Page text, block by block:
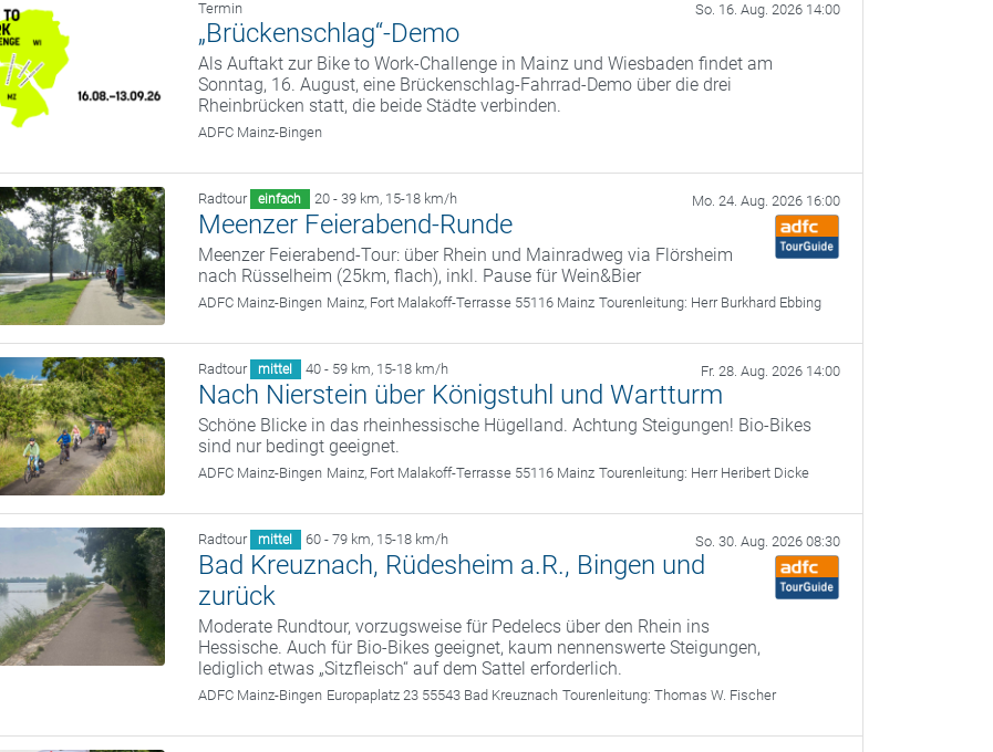
Termin So. 16. Aug. 2026 14:00
„Brückenschlag“-Demo
Als Auftakt zur Bike to Work-Challenge in Mainz und Wiesbaden findet am
Sonntag, 16. August, eine Brückenschlag-Fahrrad-Demo über die drei
Rheinbrücken statt, die beide Städte verbinden.
ADFC Mainz-Bingen
Radtour einfach 20 - 39 km, 15-18 km/h Mo. 24. Aug. 2026 16:00
Meenzer Feierabend-Runde
Meenzer Feierabend-Tour: über Rhein und Mainradweg via Flörsheim
nach Rüsselheim (25km, flach), inkl. Pause für Wein&Bier
ADFC Mainz-Bingen Mainz, Fort Malakoff-Terrasse 55116 Mainz Tourenleitung: Herr Burkhard Ebbing
Radtour mittel 40 - 59 km, 15-18 km/h Fr. 28. Aug. 2026 14:00
Nach Nierstein über Königstuhl und Wartturm
Schöne Blicke in das rheinhessische Hügelland. Achtung Steigungen! Bio-Bikes
sind nur bedingt geeignet.
ADFC Mainz-Bingen Mainz, Fort Malakoff-Terrasse 55116 Mainz Tourenleitung: Herr Heribert Dicke
Radtour mittel 60 - 79 km, 15-18 km/h So. 30. Aug. 2026 08:30
Bad Kreuznach, Rüdesheim a.R., Bingen und
zurück
Moderate Rundtour, vorzugsweise für Pedelecs über den Rhein ins
Hessische. Auch für Bio-Bikes geeignet, kaum nennenswerte Steigungen,
lediglich etwas „Sitzfleisch“ auf dem Sattel erforderlich.
ADFC Mainz-Bingen Europaplatz 23 55543 Bad Kreuznach Tourenleitung:Thomas W. Fischer